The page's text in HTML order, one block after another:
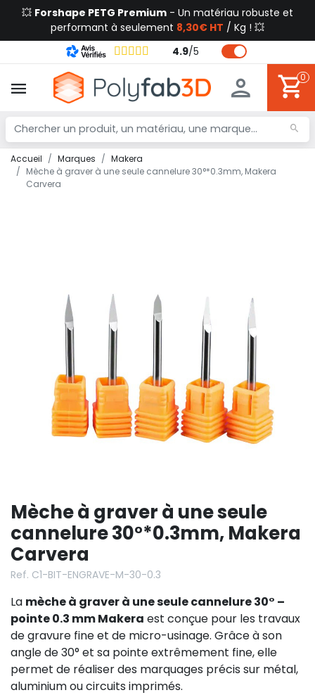
💥 Forshape PETG Premium - Un matériau robuste et
performant à seulement 8,30€ HT / Kg ! 💥
4.9/5
0
Accueil Marques
Makera
Mèche à graver à une seule cannelure 30°*0.3mm, Makera
Carvera
Mèche à graver à une seule
cannelure 30°*0.3mm, Makera
Carvera
Ref. C1-BIT-ENGRAVE-M-30-0.3
La mèche à graver à une seule cannelure 30° –
pointe 0.3 mm Makera est conçue pour les travaux
de gravure fine et de micro-usinage. Grâce à son
angle de 30° et sa pointe extrêmement fine, elle
permet de réaliser des marquages précis sur métal,
aluminium ou circuits imprimés.